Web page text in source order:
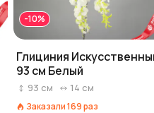
-10%
Глициния
93 см Белый
93 см 14 см
Заказали169раз